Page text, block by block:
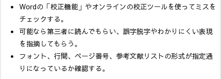
Wordの「校正機能」やオンラインの校正ツールを使ってミスを
チェックする。
可能なら第三者に読んでもらい、誤字脱字やわかりにくい表現
を指摘してもらう。
フォント、行間、ページ番号、参考文献リストの形式が指定通
りになっているか確認する。